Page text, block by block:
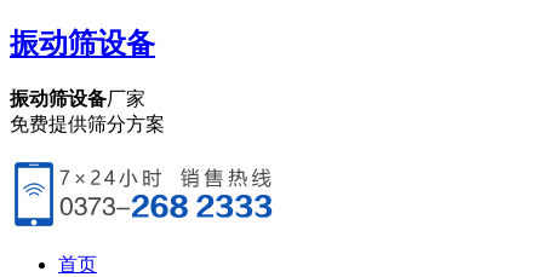
振动筛设备
振动筛设备厂家
免费提供筛分方案
首页